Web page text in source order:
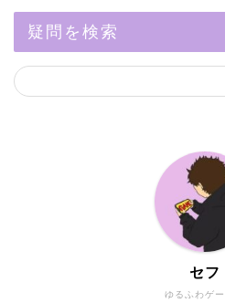
疑問を検索
ゆるふわゲ
セフ